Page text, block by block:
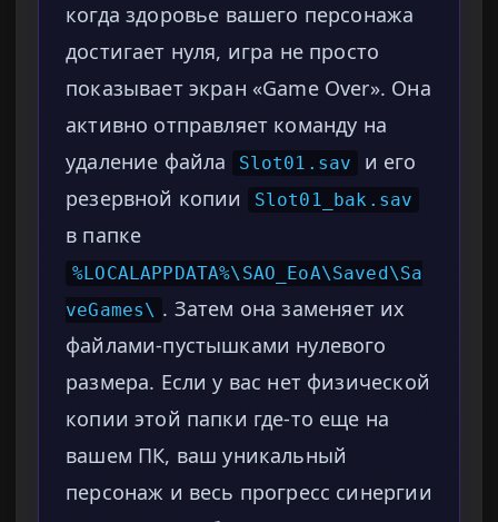
когда здоровье вашего персонажа
достигает нуля, игра не просто
показывает экран «Game Over». Она
активно отправляет команду на
удаление файла
Slot01.sav
и его
резервной копии
Slot01_bak.sav
в папке
%LOCALAPPDATA%\SAO_EoA\Saved\Sa
veGames\ . Затем она заменяет их
файлами-пустышками нулевого
размера. Если у вас нет физической
копии этой папки где-то еще на
вашем ПК, ваш уникальный
персонаж и весь прогресс синергии